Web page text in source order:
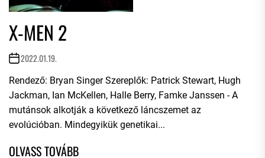
X-MEN 2
2022.01.19.
Rendező: Bryan Singer Szereplők: Patrick Stewart, Hugh
Jackman, Ian McKellen, Halle Berry, Famke Janssen - A
mutánsok alkotják a következő láncszemet az
evolúcióban. Mindegyikük genetikai...